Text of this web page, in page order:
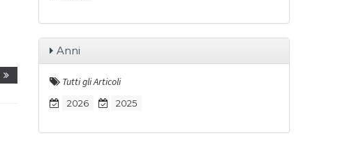
Anni
Tutti gli Articoli
2026 2025